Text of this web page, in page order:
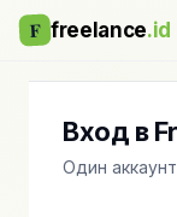
F freelance.id
Вход в
Один